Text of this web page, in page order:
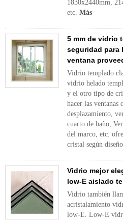
1830x2440mm,
etc. Más
5 mm de vidrio
seguridad para
ventana
Vidrio templado
vidrio helado
y el otro tipo de
hacer las ventanas
desplazamiento,
cuarto de baño,
del marco, etc.
cristal según
Vidrio mejor
low-E aislado
Vidrio también
acristalamiento
low-E. Low-E